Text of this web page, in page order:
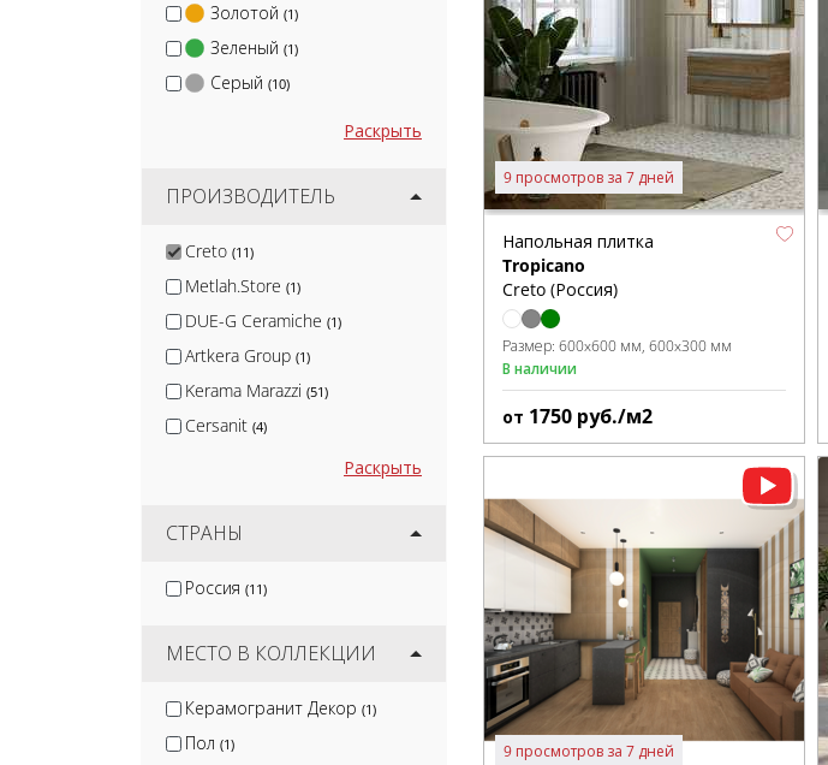
Золотой (1)
Зеленый (1)
Серый (10)
Раскрыть
ПРОИЗВОДИТЕЛЬ
Creto (11)
Metlah.Store (1)
DUE-G Ceramiche (1)
Artkera Group (1)
Kerama Marazzi (51)
Cersanit (4)
Keratile
Velsaa (9)
Раскрыть
СТРАНЫ
Россия (11)
МЕСТО В КОЛЛЕКЦИИ
Керамогранит Декор (1)
Пол (1)
9 просмотров за 7 дней
Напольная плитка
Tropicano
Creto (Россия)
Размер: 600x600 мм 600x300 мм
В наличии
от 1750 руб./м2
9 просмотров за 7 дней